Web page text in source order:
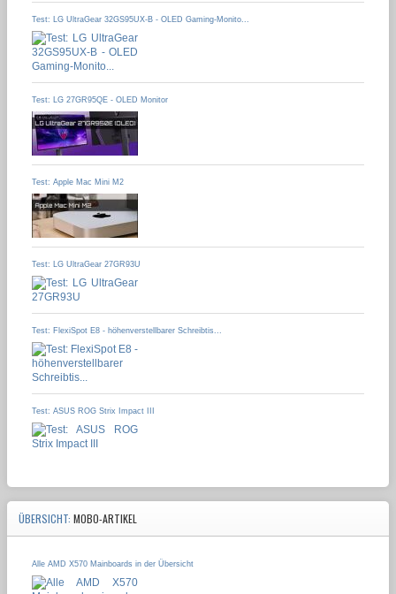
Test: LG UltraGear 32GS95UX-B - OLED Gaming-Monito...
Test: LG 27GR95QE - OLED Monitor
Test: Apple Mac Mini M2
Test: LG UltraGear 27GR93U
Test: FlexiSpot E8 - höhenverstellbarer Schreibtis...
Test: ASUS ROG Strix Impact III
ÜBERSICHT: MOBO-ARTIKEL
Alle AMD X570 Mainboards in der Übersicht